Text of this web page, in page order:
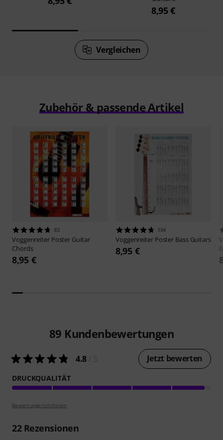
8,95 €
Vergleichen
Zubehör & passende Artikel
83
Voggenreiter Poster Guitar
Chords
8,95 €
154
Voggenreiter Poster Bass Guitars
8,95 €
89 Kundenbewertungen
4.8 Jetzt bewerten
DRUCKQUALITÄT
Bewertungsrichtlinien
22Rezensionen